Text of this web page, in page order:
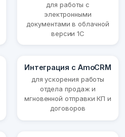
для работы с
электронными
документами в облачной
версии 1С
Интеграция с AmoCRM
для ускорения работы
отдела продаж и
мгновенной отправки КП и
договоров